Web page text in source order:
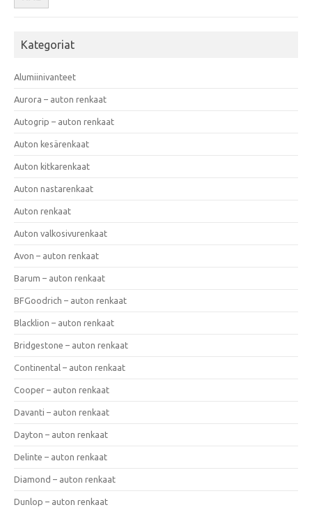
Kategoriat
Alumiinivanteet
Aurora – auton renkaat
Autogrip – auton renkaat
Auton kesärenkaat
Auton kitkarenkaat
Auton nastarenkaat
Auton renkaat
Auton valkosivurenkaat
Avon – auton renkaat
Barum – auton renkaat
BFGoodrich – auton renkaat
Blacklion – auton renkaat
Bridgestone – auton renkaat
Continental – auton renkaat
Cooper – auton renkaat
Davanti – auton renkaat
Dayton – auton renkaat
Delinte – auton renkaat
Diamond – auton renkaat
Dunlop – auton renkaat